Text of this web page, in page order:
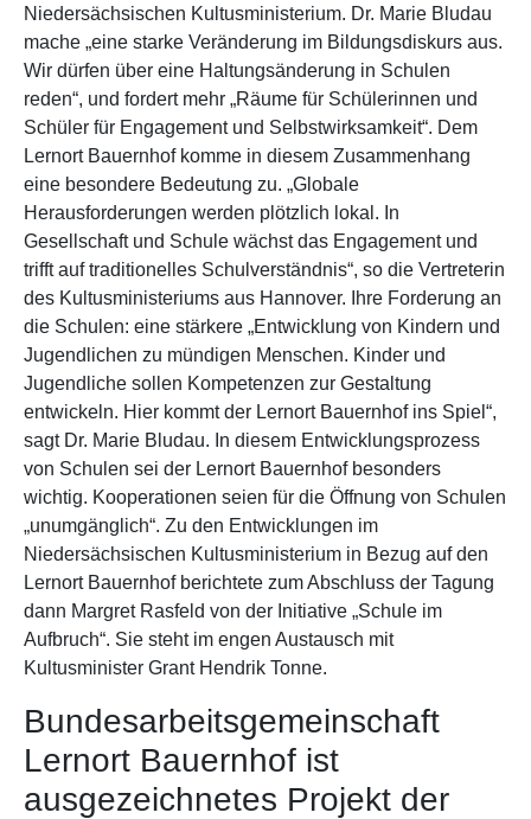
Niedersächsischen Kultusministerium. Dr. Marie Bludau
mache „eine starke Veränderung im Bildungsdiskurs aus.
Wir dürfen über eine Haltungsänderung in Schulen
reden“, und fordert mehr „Räume für Schülerinnen und
Schüler für Engagement und Selbstwirksamkeit“. Dem
Lernort Bauernhof komme in diesem Zusammenhang
eine besondere Bedeutung zu. „Globale
Herausforderungen werden plötzlich lokal. In
Gesellschaft und Schule wächst das Engagement und
trifft auf traditionelles Schulverständnis“, so die Vertreterin
des Kultusministeriums aus Hannover. Ihre Forderung an
die Schulen: eine stärkere „Entwicklung von Kindern und
Jugendlichen zu mündigen Menschen. Kinder und
Jugendliche sollen Kompetenzen zur Gestaltung
entwickeln. Hier kommt der Lernort Bauernhof ins Spiel“,
sagt Dr. Marie Bludau. In diesem Entwicklungsprozess
von Schulen sei der Lernort Bauernhof besonders
wichtig. Kooperationen seien für die Öffnung von Schulen
„unumgänglich“. Zu den Entwicklungen im
Niedersächsischen Kultusministerium in Bezug auf den
Lernort Bauernhof berichtete zum Abschluss der Tagung
dann Margret Rasfeld von der Initiative „Schule im
Aufbruch“. Sie steht im engen Austausch mit
Kultusminister Grant Hendrik Tonne.
Bundesarbeitsgemeinschaft
Lernort Bauernhof ist
ausgezeichnetes Projekt der